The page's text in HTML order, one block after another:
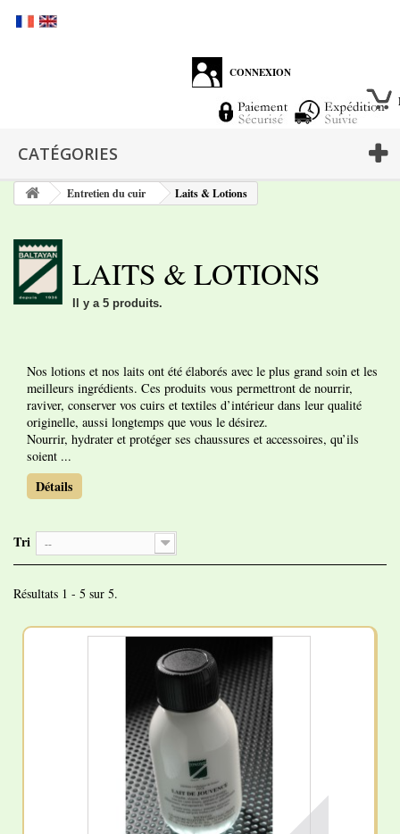
CONNEXION
CATÉGORIES
Entretien du cuir Laits & Lotions
LAITS & LOTIONS
Il y a 5 produits.
Nos lotions et nos laits ont été élaborés avec le plus grand soin et les
meilleurs ingrédients. Ces produits vous permettront de nourrir,
raviver, conserver vos cuirs et textiles d’intérieur dans leur qualité
originelle, aussi longtemps que vous le désirez.
Nourrir, hydrater et protéger ses chaussures et accessoires, qu’ils
soient ...
Détails
Tri --
Résultats 1 - 5 sur 5.